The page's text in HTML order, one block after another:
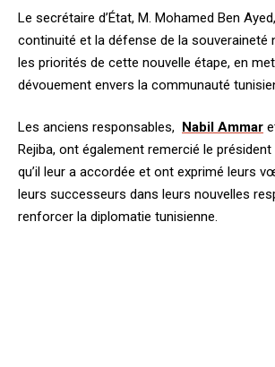
Le secrétaire d’État, M. Mohamed Ben
continuité et la défense de la souveraineté
les priorités de cette nouvelle étape, en
dévouement envers la communauté
Les anciens responsables, Nabil Ammar
Rejiba, ont également remercié le
qu’il leur a accordée et ont exprimé leurs
leurs successeurs dans leurs nouvelles
renforcer la diplomatie tunisienne.